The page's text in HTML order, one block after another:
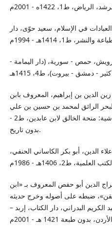
في الإسلام، سعيد حوّى، دار
حمص - سورية، (دار اليمامة -
الدين بن إبراهيم، المعروف بابن
الرائق لمحمد بن حسين بن علي
الطوري الحنفي القادري، وبالحاشية: منحة الخالق لابن عابدين، ط2 -
بدون تاريخ.
الدين، أبو بكر الكاساني الحنفي،
الدين أبو حفص المعروف بـ «ابن
ضبطه على أصوله وخرج حديثه
البدراني، دار الكتاب، إربد –